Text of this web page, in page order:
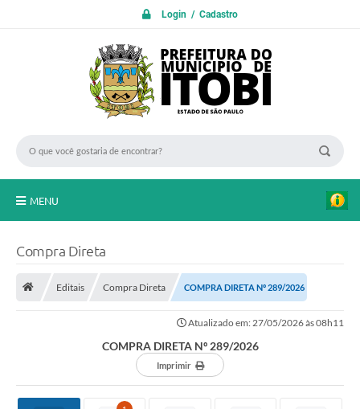
Login / Cadastro
MENU
Compra Direta
Editais Compra Direta COMPRA DIRETA Nº 289/2026
Atualizado em: 27/05/2026 às 08h11
COMPRA DIRETA Nº 289/2026
Imprimir